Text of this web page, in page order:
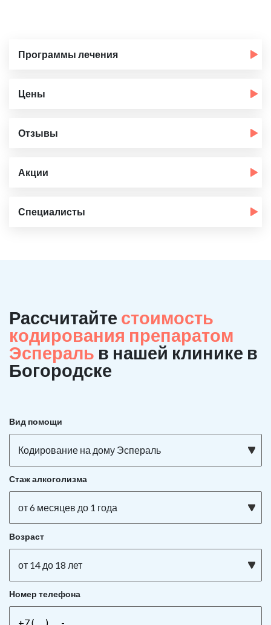
Программы лечения
Цены
Отзывы
Акции
Специалисты
Рассчитайте стоимость
кодирования препаратом
Эспераль в нашей клинике в
Богородске
Вид помощи
Кодирование на дому Эспераль
Стаж алкоголизма
от 6 месяцев до 1 года
Возраст
от 14 до 18 лет
Номер телефона